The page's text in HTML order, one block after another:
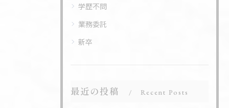
学歴不問
業務委託
新卒
最近の投稿 Recent Posts